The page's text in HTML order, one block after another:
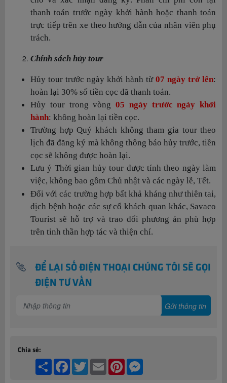
thanh toán trước ngày khởi hành hoặc thanh toán
trực tiếp trên xe theo hướng dẫn của nhân viên phụ
trách.
Chính sách hủy tour
Hủy tour trước ngày khởi hành từ07 ngày trở lên:
hoàn lại 30% số tiền cọc đã thanh toán.
Hủy tour trong vòng05 ngày trước ngày khởi
hành: không hoàn lại tiền cọc.
Trường hợp Quý khách không tham gia tour theo
lịch đã đăng ký mà không thông báo hủy trước, tiền
cọc sẽ không được hoàn lại.
Lưu ý Thời gian hủy tour được tính theo ngày làm
việc, không bao gồm Chủ nhật và các ngày lễ, Tết.
Đối với các trường hợp bất khả kháng như thiên tai,
dịch bệnh hoặc các sự cố khách quan khác, Savaco
Tourist sẽ hỗ trợ và trao đổi phương án phù hợp
trên tinh thần hợp tác và thiện chí.
ĐỂ LẠI SỐ ĐIỆN THOẠI CHÚNG TÔI SẼ GỌI
ĐIỆN TƯ VẤN
Chia sẻ:
Share Facebook
TwitterEmail Pinterest